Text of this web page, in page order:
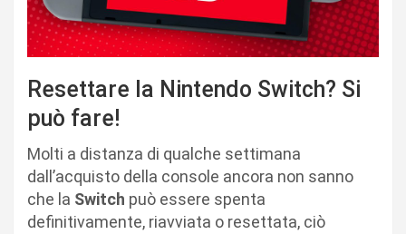
Resettare la Nintendo Switch? Si
può fare!
Molti a distanza di qualche settimana
dall’acquisto della console ancora non sanno
che la Switch può essere spenta
definitivamente, riavviata o resettata, ciò